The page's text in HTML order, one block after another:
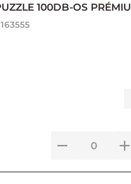
100DB-OS
163555